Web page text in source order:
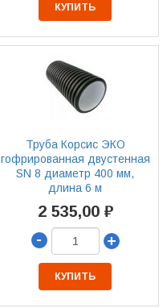
КУПИТЬ
Труба Корсис ЭКО
гофрированная двустенная
SN 8 диаметр 400 мм,
длина 6 м
2 535,00 ₽
-
+
КУПИТЬ